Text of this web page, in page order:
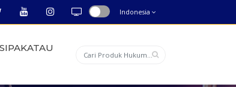
Indonesia
SIPAKATAU